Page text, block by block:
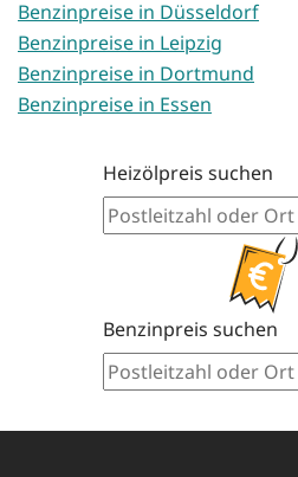
Benzinpreise in Düsseldorf
Benzinpreise in Leipzig
Benzinpreise in Dortmund
Benzinpreise in Essen
Heizölpreis suchen
Benzinpreis suchen